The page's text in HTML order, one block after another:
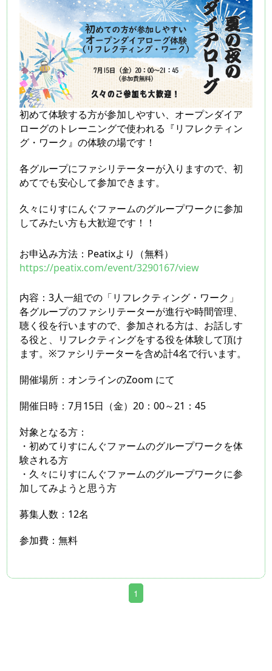
初めて体験する方が参加しやすい、オープンダイア
ローグのトレーニングで使われる『リフレクティン
グ・ワーク』の体験の場です！
各グループにファシリテーターが入りますので、初
めてでも安心して参加できます。
久々にりすにんぐファームのグループワークに参加
してみたい方も大歓迎です！！
お申込み方法： Peatixより（無料）
https://peatix.com/event/3290167/view
内容：3人一組での「リフレクティング・ワーク」
各グループのファシリテーターが進行や時間管理、
聴く役を行いますので、参加される方は、お話しす
る役と、リフレクティングをする役を体験して頂け
ます。※ファシリテーターを含め計4名で行います。
開催場所：オンラインのZoom にて
開催日時：7月15日（金）20：00～21：45
対象となる方：
・初めてりすにんぐファームのグループワークを体
験される方
・久々にりすにんぐファームのグループワークに参
加してみようと思う方
募集人数：12名
参加費：無料
1